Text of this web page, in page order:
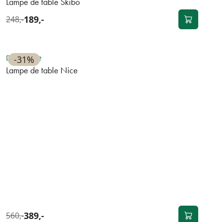
248,-189,-
-31%
Disponible
Lampe de table Nice
560,-389,-